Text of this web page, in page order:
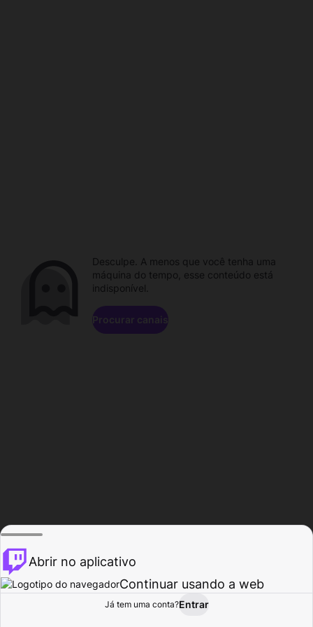
Procurar Atividade
Desculpe. A menos que você tenha uma
máquina do tempo, esse conteúdo está
indisponível.
Procurar canais
Abrir no aplicativo
Continuar usando a web
Já tem uma conta?Entrar